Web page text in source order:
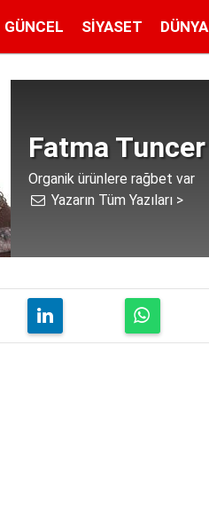
GÜNCEL SIYASET DÜNYA
Fatma Tuncer
Organik ürünlere rağbet var
Yazarın Tüm Yazıları >